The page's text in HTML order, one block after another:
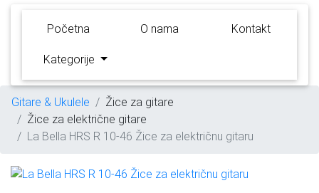
Početna O nama Kontakt
Kategorije
Gitare & Ukulele
Žice za gitare
Žice za električne gitare
La Bella HRS R 10-46 Žice za električnu gitaru